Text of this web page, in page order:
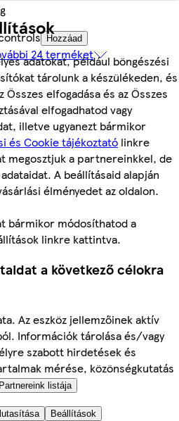
adatokat, például böngészési
tárolunk a készülékeden, és
elfogadása és az Összes
elfogadhatod vagy
illetve ugyanezt bármikor
és Cookie tájékoztató linkre
megosztjuk a partnereinkkel, de
A beállításaid alapján
élményedet az oldalon.
bármikor módosíthatod a
linkre kattintva.
a következő célokra
Az eszköz jellemzőinek aktív
Információk tárolása és/vagy
szabott hirdetések és
mérése, közönségkutatás
Partnereink listája
Beállítások
Hozzáad
24 terméket